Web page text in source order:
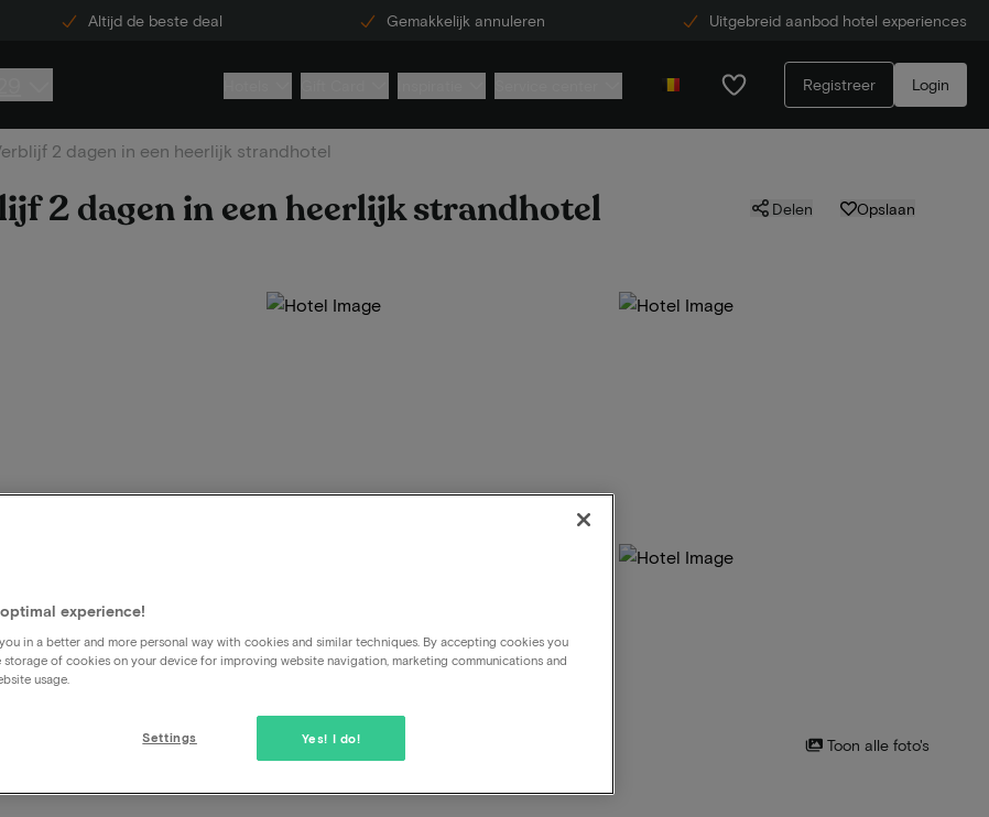
Altijd de beste deal Gemakkelijk annuleren Uitgebreid aanbod hotel experiences
Registreer Login
2 dagen in een heerlijk strandhotel
2 dagen in een heerlijk strandhotel Delen Opslaan
Toon alle foto's
experience!
in a better and more personal way with cookies and similar techniques. By accepting cookies you
storage of cookies on your device for improving website navigation, marketing communications and
usage.
Yes! I do!
Settings